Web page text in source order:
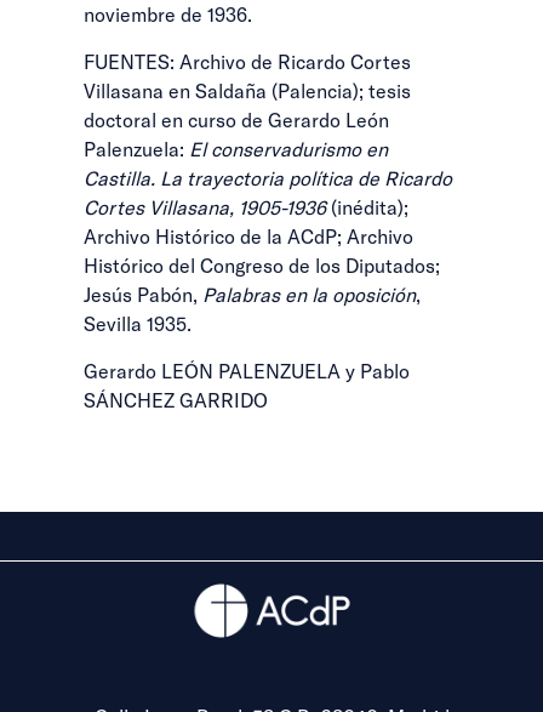
noviembre de 1936.
FUENTES: Archivo de Ricardo Cortes
Villasana en Saldaña (Palencia); tesis
doctoral en curso de Gerardo León
Palenzuela: El conservadurismo en
Castilla. La trayectoria política de Ricardo
Cortes Villasana, 1905-1936(inédita);
Archivo Histórico de la ACdP; Archivo
Histórico del Congreso de los Diputados;
Jesús Pabón, Palabras en la oposición,
Sevilla 1935.
Gerardo LEÓN PALENZUELA y Pablo
SÁNCHEZ GARRIDO